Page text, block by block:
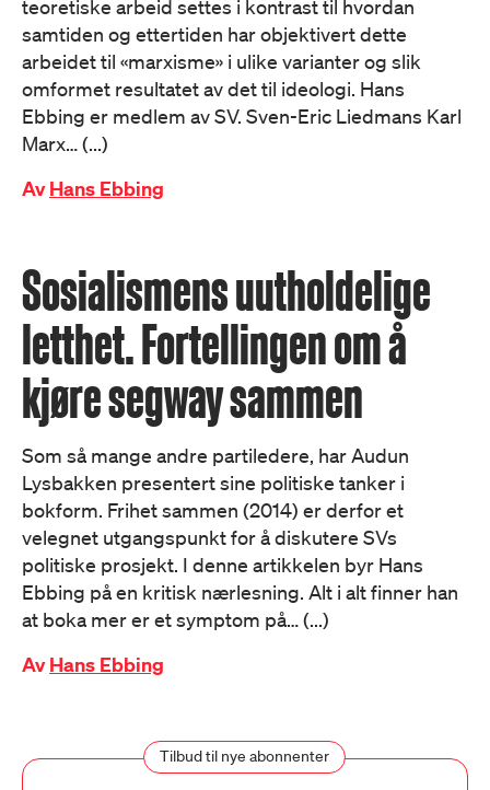
teoretiske arbeid settes i kontrast til hvordan
samtiden og ettertiden har objektivert dette
arbeidet til «marxisme» i ulike varianter og slik
omformet resultatet av det til ideologi. Hans
Ebbing er medlem av SV. Sven-Eric Liedmans Karl
Marx… (...)
AvHans Ebbing
Sosialismens uutholdelige
letthet. Fortellingen om å
kjøre segway sammen
Som så mange andre partiledere, har Audun
Lysbakken presentert sine politiske tanker i
bokform. Frihet sammen (2014) er derfor et
velegnet utgangspunkt for å diskutere SVs
politiske prosjekt. I denne artikkelen byr Hans
Ebbing på en kritisk nærlesning. Alt i alt finner han
at boka mer er et symptom på… (...)
AvHans Ebbing
Tilbud til nye abonnenter